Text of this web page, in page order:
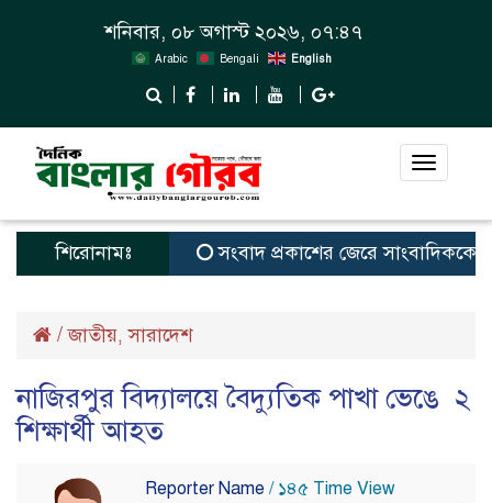
শনিবার, ০৮ অগাস্ট ২০২৬, ০৭:৪৭
Arabic Bengali English
Toggle
শিরোনামঃ সংবাদ প্রকাশের জেরে সাংবাদিককে
/জাতীয়,সারাদেশ
নাজিরপুর বিদ্যালয়ে বৈদ্যুতিক পাখা ভেঙে ২
শিক্ষার্থী আহত
Reporter Name / ১৪৫ Time View